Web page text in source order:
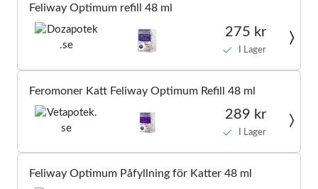
Feliway Optimum refill 48 ml
275 kr
I Lager
Feromoner Katt Feliway Optimum Refill 48 ml
289 kr
I Lager
Feliway Optimum Påfyllning för Katter 48 ml